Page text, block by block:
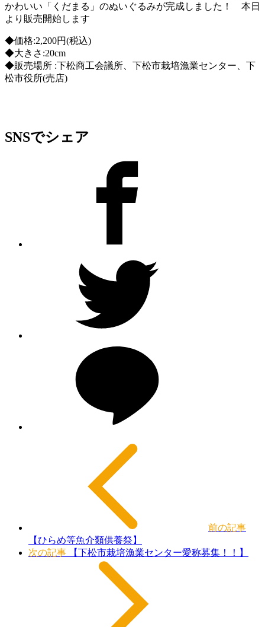
かわいい「くだまる」のぬいぐるみが完成しました！ 本日
より販売開始します
◆価格:2,200円(税込)
◆大きさ:20cm
◆販売場所 :下松商工会議所、下松市栽培漁業センター、下
松市役所(売店)
SNSでシェア
前の記事
【ひらめ等魚介類供養祭】
次の記事 【下松市栽培漁業センター愛称募集！！】